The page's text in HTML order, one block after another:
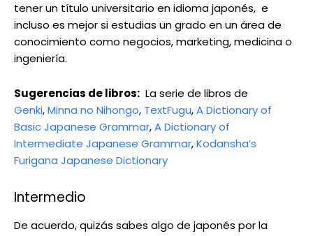
tener un título universitario en idioma japonés, e
incluso es mejor si estudias un grado en un área de
conocimiento como negocios, marketing, medicina o
ingeniería.
Sugerencias de libros: La serie de libros de
Genki,Minna no Nihongo, TextFugu,A Dictionary of
Basic Japanese Grammar,A Dictionary of
Intermediate Japanese Grammar,Kodansha’s
Furigana Japanese Dictionary
Intermedio
De acuerdo, quizás sabes algo de japonés por la